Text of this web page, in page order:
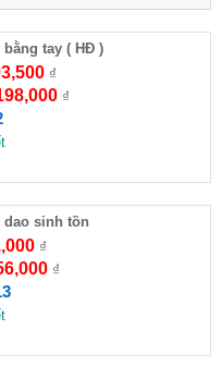
bằng tay ( HĐ )
₫
₫
dao sinh tồn
₫
₫